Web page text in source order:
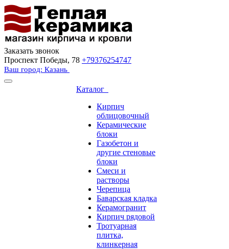
Заказать звонок
Проспект Победы, 78 +79376254747
Ваш город: Казань
Каталог
Кирпич
облицовочный
Керамические
блоки
Газобетон и
другие стеновые
блоки
Смеси и
растворы
Черепица
Баварская кладка
Керамогранит
Кирпич рядовой
Тротуарная
плитка,
клинкерная